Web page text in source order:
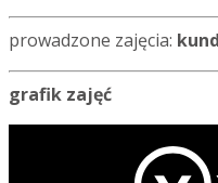
prowadzone zajęcia:
grafik zajęć